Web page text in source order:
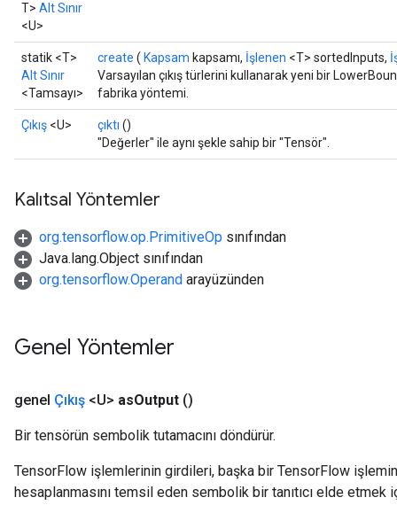
T> Alt Sınır
<U>
statik <T>
Alt Sınır
<Tamsayı>
create ( Kapsam kapsamı, İşlenen <T> sortedInputs,
Varsayılan çıkış türlerini kullanarak yeni bir
fabrika yöntemi.
Çıkış <U> çıktı ()
"Değerler" ile aynı şekle sahip bir "Tensör".
Kalıtsal Yöntemler
org.tensorflow.op.PrimitiveOp sınıfından
Java.lang.Object sınıfından
org.tensorflow.Operand arayüzünden
Genel Yöntemler
genel Çıkış <U> asOutput ()
Bir tensörün sembolik tutamacını döndürür.
TensorFlow işlemlerinin girdileri, başka bir TensorFlow
hesaplanmasını temsil eden sembolik bir tanıtıcı elde etmek